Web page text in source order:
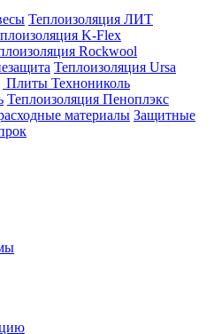
Теплоизоляция ЛИТ
K-Flex
Rockwool
Теплоизоляция Ursa
Плиты Технониколь
Теплоизоляция Пеноплэкс
материалы Защитные